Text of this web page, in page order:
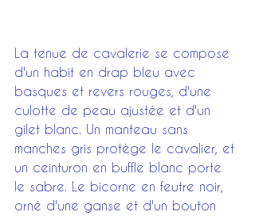
La tenue de cavalerie se compose
d'un habit en drap bleu avec
basques et revers rouges, d'une
culotte de peau ajustée et d'un
gilet blanc. Un manteau sans
manches gris protège le cavalier, et
un ceinturon en buffle blanc porte
le sabre. Le bicorne en feutre noir,
orné d'une ganse et d'un bouton